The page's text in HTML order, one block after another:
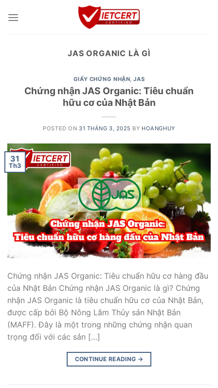
JAS ORGANIC LÀ GÌ
GIẤY CHỨNG NHẬN,JAS
Chứng nhận JAS Organic: Tiêu chuẩn
hữu cơ của Nhật Bản
POSTED ON 31 THÁNG 3, 2025 BY HOANGHUY
31
Th3
Chứng nhận JAS Organic: Tiêu chuẩn hữu cơ hàng đầu
của Nhật Bản Chứng nhận JAS Organic là gì? Chứng
nhận JAS Organic là tiêu chuẩn hữu cơ của Nhật Bản,
được cấp bởi Bộ Nông Lâm Thủy sản Nhật Bản
(MAFF). Đây là một trong những chứng nhận quan
trọng đối với các sản […]
CONTINUE READING →